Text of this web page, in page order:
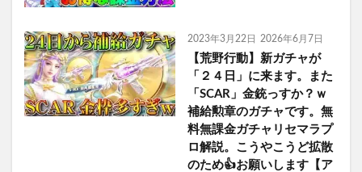
2023年3月22日 2026年6月7日
【荒野行動】新ガチャが
「２４日」に来ます。また
「SCAR」金銃っすか？ｗ
補給勲章のガチャです。無
料無課金ガチャリセマラプ
ロ解説。こうやこうど拡散
のため👍お願いします【ア